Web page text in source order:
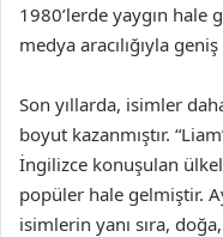
1980’lerde yaygın
medya aracılığıyla
Son yıllarda, isimler
boyut kazanmıştır.
İngilizce konuşulan
popüler hale gelmiştir.
isimlerin yanı sıra,